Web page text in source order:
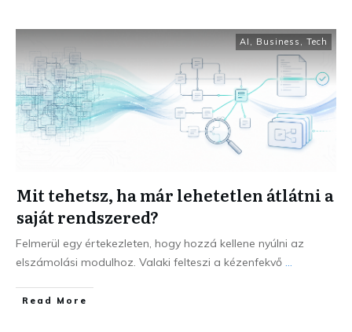
AI Business Tech
Mit tehetsz, ha már lehetetlen átlátni a
saját rendszered?
Felmerül egy értekezleten, hogy hozzá kellene nyúlni az
elszámolási modulhoz. Valaki felteszi a kézenfekvő ...
Read More